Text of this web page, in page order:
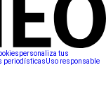
personaliza tus
periodísticasUso responsable